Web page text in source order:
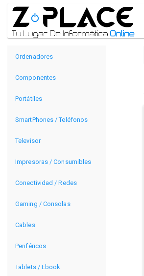
Ordenadores
Componentes
Portátiles
SmartPhones / Teléfonos
Televisor
Impresoras / Consumibles
Conectividad / Redes
Gaming / Consolas
Cables
Periféricos
Tablets / Ebook